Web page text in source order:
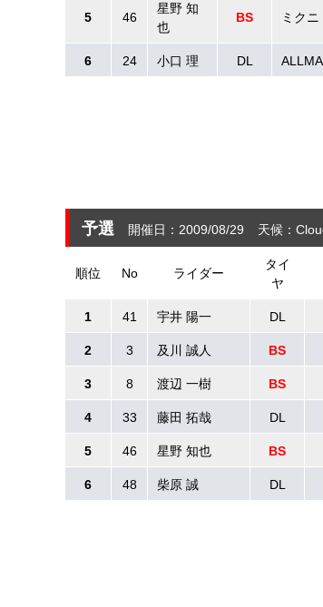
5 46
星野 知
也
BS ミク
6 24 小口 理 DL
予選 開催日：2009/08/29 天候：
順位 No ライダー
タイ
ヤ
1 41 宇井 陽一 DL
2 3 及川 誠人 BS
3 8 渡辺 一樹 BS
4 33 藤田 拓哉 DL
5 46 星野 知也 BS
6 48 柴原 誠 DL